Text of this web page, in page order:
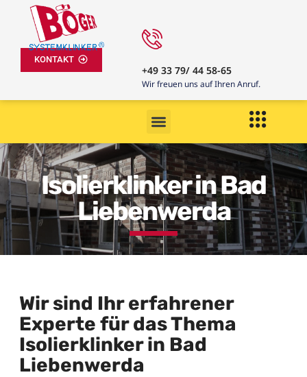
KONTAKT
+49 33 79/ 44 58-65
Wir freuen uns auf Ihren Anruf.
Isolierklinker in Bad
Liebenwerda
Wir sind Ihr erfahrener
Experte für das Thema
Isolierklinker in Bad
Liebenwerda